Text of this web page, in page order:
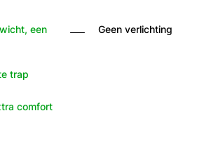
een
trap
comfort
Geen verlichting